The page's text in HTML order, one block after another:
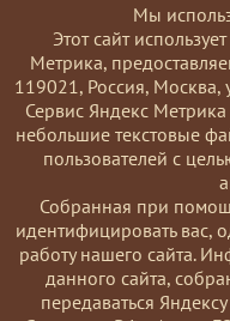
Мы
Этот сайт
Метрика,
119021, Россия, Москва,
Сервис Яндекс Метрика
небольшие текстовые
пользователей с
Coбранная при
идентифицировать вас,
работу нашего сайта.
данного сайта,
передаваться